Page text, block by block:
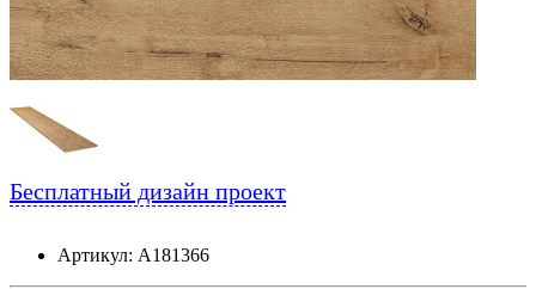
Бесплатный дизайн проект
Артикул: А181366